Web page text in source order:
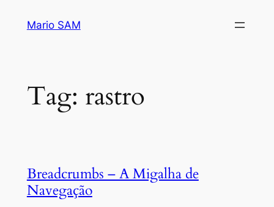
Mario SAM
Tag: rastro
Breadcrumbs – A Migalha de
Navegação